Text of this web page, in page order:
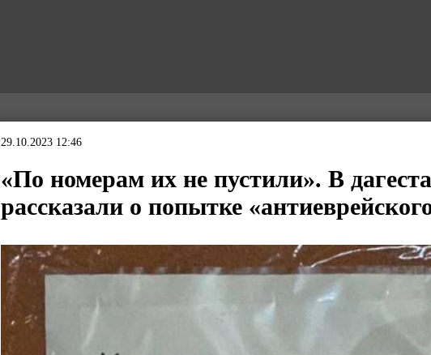
29.10.2023 12:46
«По номерам их не пустили». В
рассказали о попытке